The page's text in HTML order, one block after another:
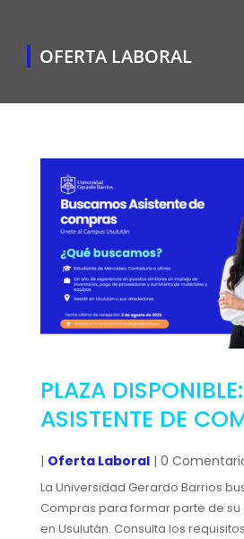
OFERTA LABORAL
PLAZA DISPONIBLE:
ASISTENTE DE
| Oferta Laboral| 0
La Universidad Gerardo Barrios
Compras para formar parte de
en Usulután. Consulta los